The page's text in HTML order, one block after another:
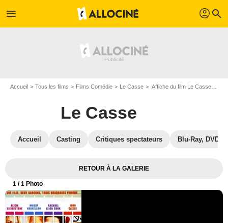
menu profil search
Accueil Tous les films Films Comédie Le Casse Affiche du film Le Casse - Photo 1
Le Casse
Accueil Casting Critiques spectateurs Blu-Ray, DVD
RETOUR À LA GALERIE
1 / 1 Photo